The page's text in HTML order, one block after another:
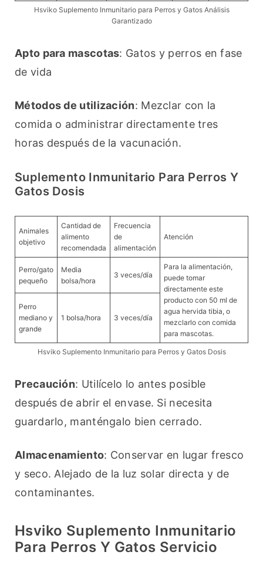
Hsviko Suplemento Inmunitario para Perros y Gatos Análisis
Garantizado
Apto para mascotas: Gatos y perros en fase
de vida
Métodos de utilización: Mezclar con la
comida o administrar directamente tres
horas después de la vacunación.
Suplemento Inmunitario Para Perros Y
Gatos Dosis
Animales
objetivo
Cantidad de
alimento
recomendada
Frecuencia
de
alimentación
Atención
Perro/gato
pequeño
Media
bolsa/hora
3 veces/día
Para la alimentación,
puede tomar
directamente este
producto con 50 ml de
agua hervida tibia, o
mezclarlo con comida
para mascotas.
Perro
mediano y
grande
1 bolsa/hora 3 veces/día
Hsviko Suplemento Inmunitario para Perros y Gatos Dosis
Precaución: Utilícelo lo antes posible
después de abrir el envase. Si necesita
guardarlo, manténgalo bien cerrado.
Almacenamiento: Conservar en lugar fresco
y seco. Alejado de la luz solar directa y de
contaminantes.
Hsviko Suplemento Inmunitario
Para Perros Y Gatos Servicio